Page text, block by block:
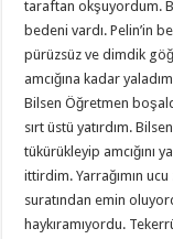
taraftan okşuyordum.
bedeni vardı. Pelin’in
pürüzsüz ve dimdik
amcığına kadar
Bilsen Öğretmen
sırt üstü yatırdım.
tükürükleyip amcığını
ittirdim. Yarrağımın
suratından emin
haykıramıyordu.